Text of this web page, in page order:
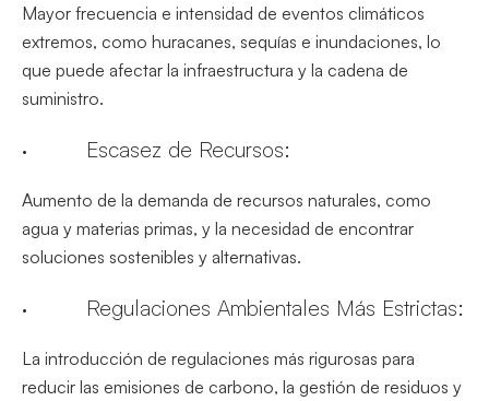
Mayor frecuencia e intensidad de eventos climáticos
extremos, como huracanes, sequías e inundaciones, lo
que puede afectar la infraestructura y la cadena de
suministro.
· Escasez de Recursos:
Aumento de la demanda de recursos naturales, como
agua y materias primas, y la necesidad de encontrar
soluciones sostenibles y alternativas.
· Regulaciones Ambientales Más Estrictas:
La introducción de regulaciones más rigurosas para
reducir las emisiones de carbono, la gestión de residuos y